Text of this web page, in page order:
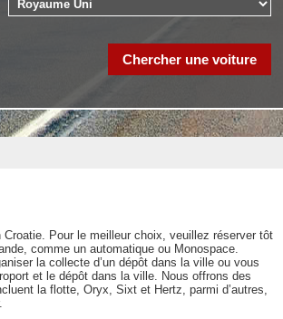
Pour le meilleur choix, veuillez réserver tôt
comme un automatique ou Monospace.
la collecte d’un dépôt dans la ville ou vous
et le dépôt dans la ville. Nous offrons des
la flotte, Oryx, Sixt et Hertz, parmi d’autres,